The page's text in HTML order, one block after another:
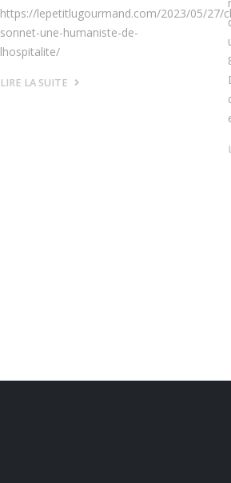
https://lepetitlugourmand.com/2023/05/27/
sonnet-une-humaniste-de-
lhospitalite/
LIRE LA SUITE